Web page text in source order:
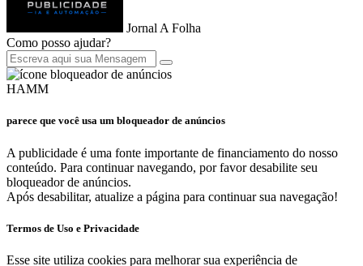
Jornal A Folha
Como posso ajudar?
HAMM
parece que você usa um bloqueador de anúncios
A publicidade é uma fonte importante de financiamento do nosso
conteúdo. Para continuar navegando, por favor desabilite seu
bloqueador de anúncios.
Após desabilitar, atualize a página para continuar sua navegação!
Termos de Uso e Privacidade
Esse site utiliza cookies para melhorar sua experiência de